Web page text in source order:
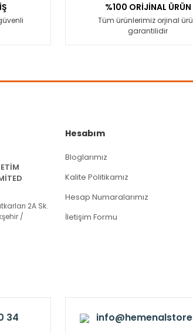
pahalı.
%100 ORİJİNAL ÜRÜN
Tüm ürünlerimiz orjinal
garantilidir
2A Sk.
/
Hesabım
Bloglarımız
Kalite Politikamız
Hesap Numaralarımız
İletişim Formu
34